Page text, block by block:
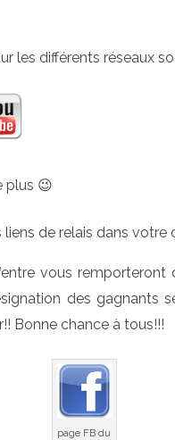
les différents réseaux
plus 😉
liens de relais dans
vous
des gagnants
Bonne chance à tous!!!
page FB du